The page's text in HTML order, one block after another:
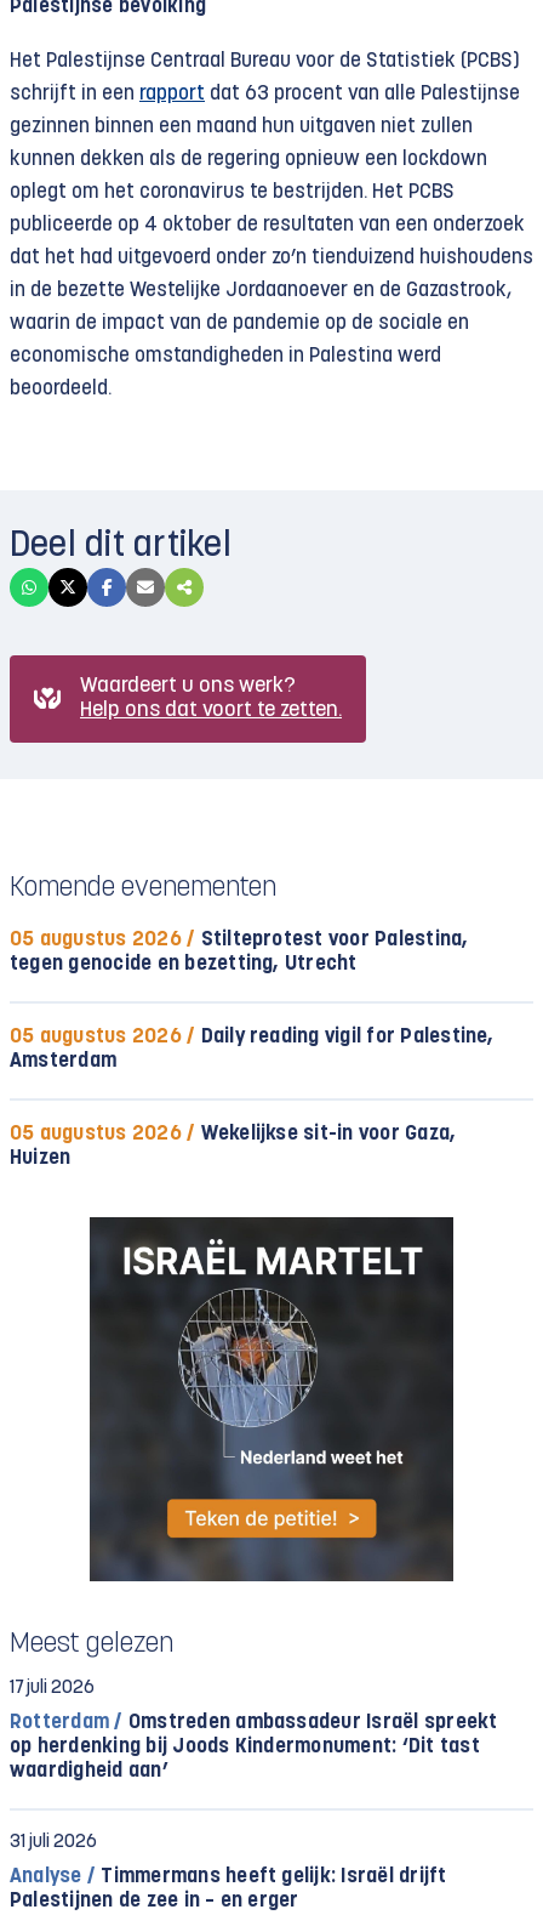
Palestijnse bevolking
Het Palestijnse Centraal Bureau voor de Statistiek (PCBS)
schrijft in een rapport dat 63 procent van alle Palestijnse
gezinnen binnen een maand hun uitgaven niet zullen
kunnen dekken als de regering opnieuw een lockdown
oplegt om het coronavirus te bestrijden. Het PCBS
publiceerde op 4 oktober de resultaten van een onderzoek
dat het had uitgevoerd onder zo’n tienduizend huishoudens
in de bezette Westelijke Jordaanoever en de Gazastrook,
waarin de impact van de pandemie op de sociale en
economische omstandigheden in Palestina werd
beoordeeld.
Deel dit artikel
Waardeert u ons werk?
Help ons dat voort te zetten.
Komende evenementen
05 augustus 2026 / Stilteprotest voor Palestina,
tegen genocide en bezetting, Utrecht
05 augustus 2026 / Daily reading vigil for Palestine,
Amsterdam
05 augustus 2026 / Wekelijkse sit-in voor Gaza,
Huizen
Meest gelezen
17 juli 2026
Rotterdam / Omstreden ambassadeur Israël spreekt
op herdenking bij Joods Kindermonument: ‘Dit tast
waardigheid aan’
31 juli 2026
Analyse / Timmermans heeft gelijk: Israël drijft
Palestijnen de zee in – en erger